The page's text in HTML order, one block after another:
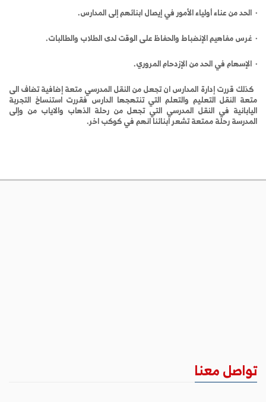
· الحد من عناء أولياء الأمور في إيصال ابنائهم إلى المدارس.
· غرس مفاهيم الإنضباط والحفاظ على الوقت لدى الطلاب والطالبات.
· الإسهام في الحد من الإزدحام المروري.
كذلك قررت إدارة المدارس ان تجعل من النقل المدرسي متعة إضافية تضاف الى
متعة النقل التعليم والتعلم التي تنتهجها الدارس فقررت استنساخ التجربة
اليابانية في النقل المدرسي التي تجعل من رحلة الذهاب والاياب من وإلى
المدرسة رحلة ممتعة تشعر ابنائنا انهم في كوكب اخر.
تواصل معنا